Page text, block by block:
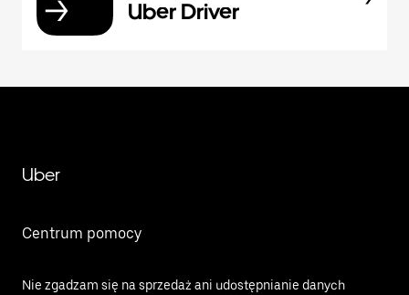
Uber Driver
Uber
Centrum pomocy
Nie zgadzam się na sprzedaż ani udostępnianie danych